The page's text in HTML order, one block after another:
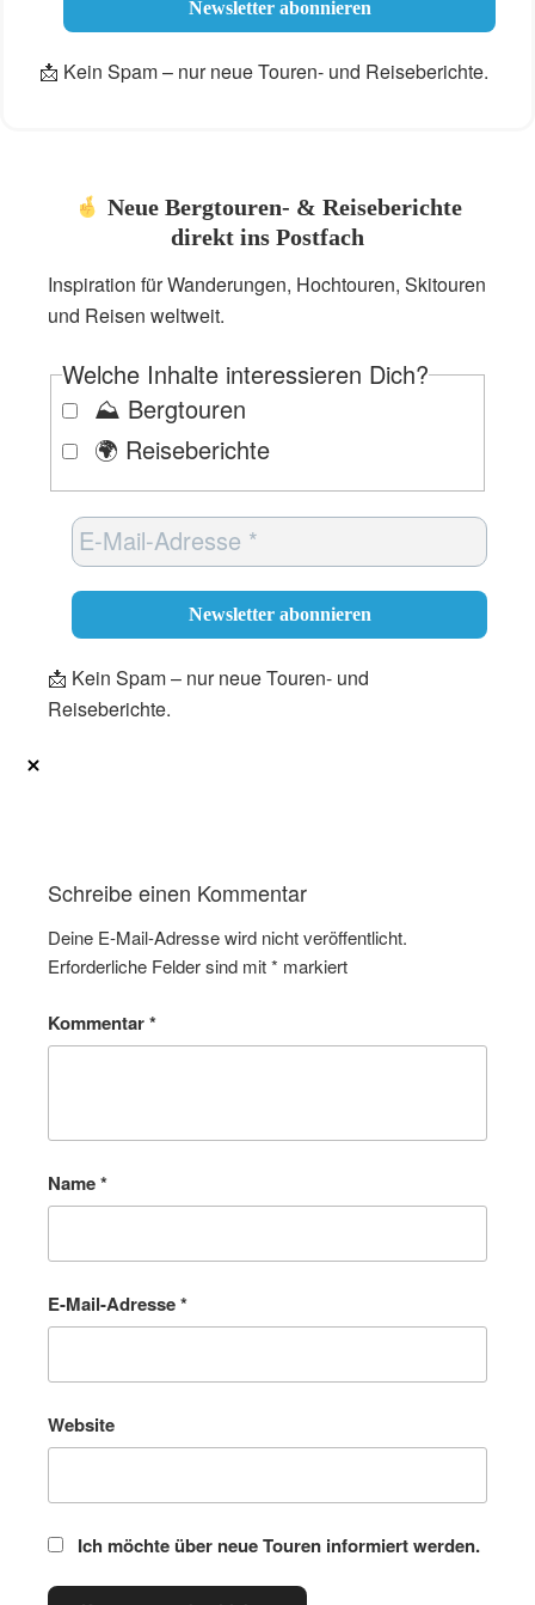
📩 Kein Spam – nur neue Touren- und Reiseberichte.
Neue Bergtouren- & Reiseberichte
direkt ins Postfach
Inspiration für Wanderungen, Hochtouren, Skitouren
und Reisen weltweit.
Welche Inhalte interessieren Dich?
⛰️ Bergtouren
🌍 Reiseberichte
📩 Kein Spam – nur neue Touren- und
Reiseberichte.
Schreibe einen Kommentar
Deine E-Mail-Adresse wird nicht veröffentlicht.
Erforderliche Felder sind mit* markiert
Kommentar*
Name*
E-Mail-Adresse*
Website
Ich möchte über neue Touren informiert werden.